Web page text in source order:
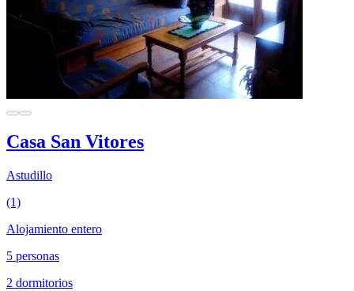
Casa San Vitores
Astudillo
(1)
Alojamiento entero
5 personas
2 dormitorios